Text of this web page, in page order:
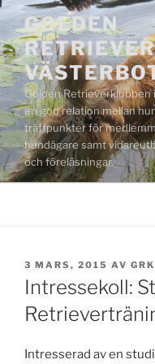
Hoppa
innehåll
GOLDEN
Golden Retrieverklubben
en god relation mellan
träffpunkter för
hundägare samt
och föreläsningar.
PUBLICERAT
3 MARS, 2015 AV GRK
Intressekoll:
Intresserad av en